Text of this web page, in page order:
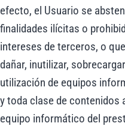
efecto, el Usuario se
finalidades ilícitas o
intereses de terceros, o
dañar, inutilizar,
utilización de equipos
y toda clase de contenidos
equipo informático del